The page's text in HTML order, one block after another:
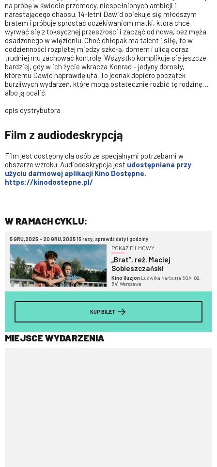
na próbę w świecie przemocy, niespełnionych ambicji i
narastającego chaosu. 14-letni Dawid opiekuje się młodszym
bratem i próbuje sprostać oczekiwaniom matki, która chce
wyrwać się z toksycznej przeszłości i zacząć od nowa, bez męża
osadzonego w więzieniu. Choć chłopak ma talent i siłę, to w
codzienności rozpiętej między szkołą, domem i ulicą coraz
trudniej mu zachować kontrolę. Wszystko komplikuje się jeszcze
bardziej, gdy w ich życie wkracza Konrad – jedyny dorosły,
któremu Dawid naprawdę ufa. To jednak dopiero początek
burzliwych wydarzeń, które mogą ostatecznie rozbić tę rodzinę…
albo ją ocalić.
opis dystrybutora
Film z audiodeskrypcją
Film jest dostępny dla osób ze specjalnymi potrzebami w
obszarze wzroku. Audiodeskrypcja jest udostępniana przy
użyciu darmowej aplikacji Kino Dostępne.
https://kinodostepne.pl/
W RAMACH CYKLU:
5 GRU,2025 - 20 GRU,202515 razy, sprawdź daty i godziny
POKAZ FILMOWY
„Brat”, reż. Maciej
Sobieszczański
Kino Iluzjon Ludwika Narbutta 50A, 02-
541 Warszawa
KUP BILET
MIEJSCE WYDARZENIA